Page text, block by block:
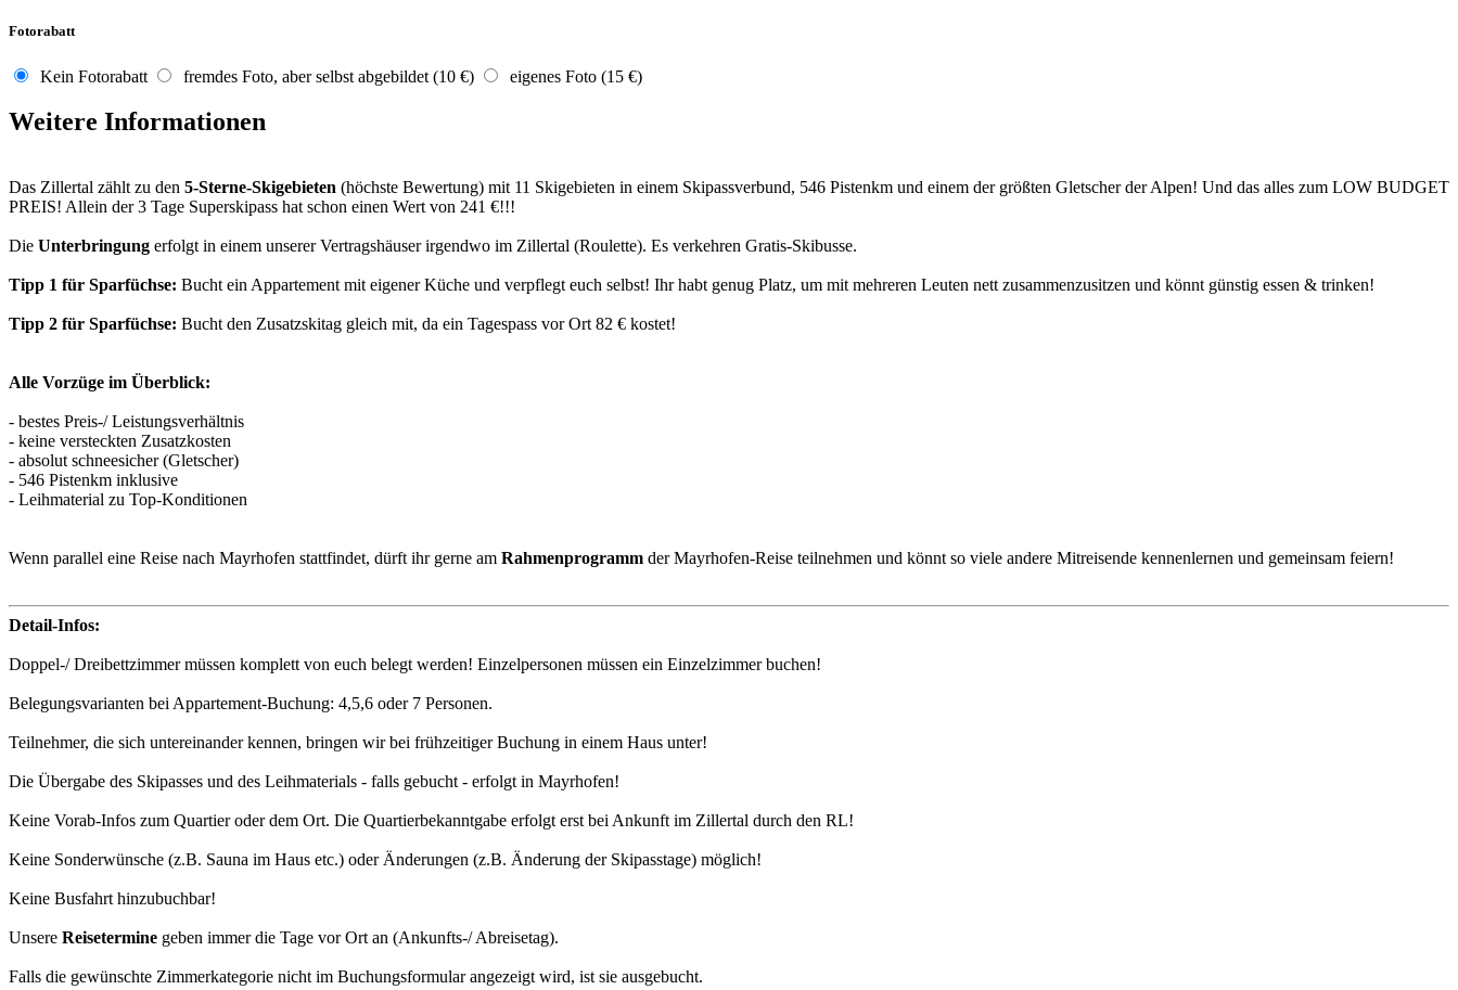
Fotorabatt
Kein Fotorabatt fremdes Foto, aber selbst abgebildet (10 €) eigenes Foto (15 €)
Weitere Informationen
Das Zillertal zählt zu den 5-Sterne-Skigebieten (höchste Bewertung) mit 11 Skigebieten in einem Skipassverbund, 546 Pistenkm und einem der größten Gletscher der Alpen! Und das alles zum LOW BUDGET
PREIS! Allein der 3 Tage Superskipass hat schon einen Wert von 241 €!!!
Die Unterbringung erfolgt in einem unserer Vertragshäuser irgendwo im Zillertal (Roulette). Es verkehren Gratis-Skibusse.
Tipp 1 für Sparfüchse: Bucht ein Appartement mit eigener Küche und verpflegt euch selbst! Ihr habt genug Platz, um mit mehreren Leuten nett zusammenzusitzen und könnt günstig essen & trinken!
Tipp 2 für Sparfüchse: Bucht den Zusatzskitag gleich mit, da ein Tagespass vor Ort 82 € kostet!
Alle Vorzüge im Überblick:
- bestes Preis-/ Leistungsverhältnis
- keine versteckten Zusatzkosten
- absolut schneesicher (Gletscher)
- 546 Pistenkm inklusive
- Leihmaterial zu Top-Konditionen
Wenn parallel eine Reise nach Mayrhofen stattfindet, dürft ihr gerne am Rahmenprogramm der Mayrhofen-Reise teilnehmen und könnt so viele andere Mitreisende kennenlernen und gemeinsam feiern!
Detail-Infos:
Doppel-/ Dreibettzimmer müssen komplett von euch belegt werden! Einzelpersonen müssen ein Einzelzimmer buchen!
Belegungsvarianten bei Appartement-Buchung: 4,5,6 oder 7 Personen.
Teilnehmer, die sich untereinander kennen, bringen wir bei frühzeitiger Buchung in einem Haus unter!
Die Übergabe des Skipasses und des Leihmaterials - falls gebucht - erfolgt in Mayrhofen!
Keine Vorab-Infos zum Quartier oder dem Ort. Die Quartierbekanntgabe erfolgt erst bei Ankunft im Zillertal durch den RL!
Keine Sonderwünsche (z.B. Sauna im Haus etc.) oder Änderungen (z.B. Änderung der Skipasstage) möglich!
Keine Busfahrt hinzubuchbar!
Unsere Reisetermine geben immer die Tage vor Ort an (Ankunfts-/ Abreisetag).
Falls die gewünschte Zimmerkategorie nicht im Buchungsformular angezeigt wird, ist sie ausgebucht.